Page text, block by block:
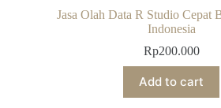
Jasa Olah Data R Studio Cepat
Indonesia
Rp200.000
Add to cart